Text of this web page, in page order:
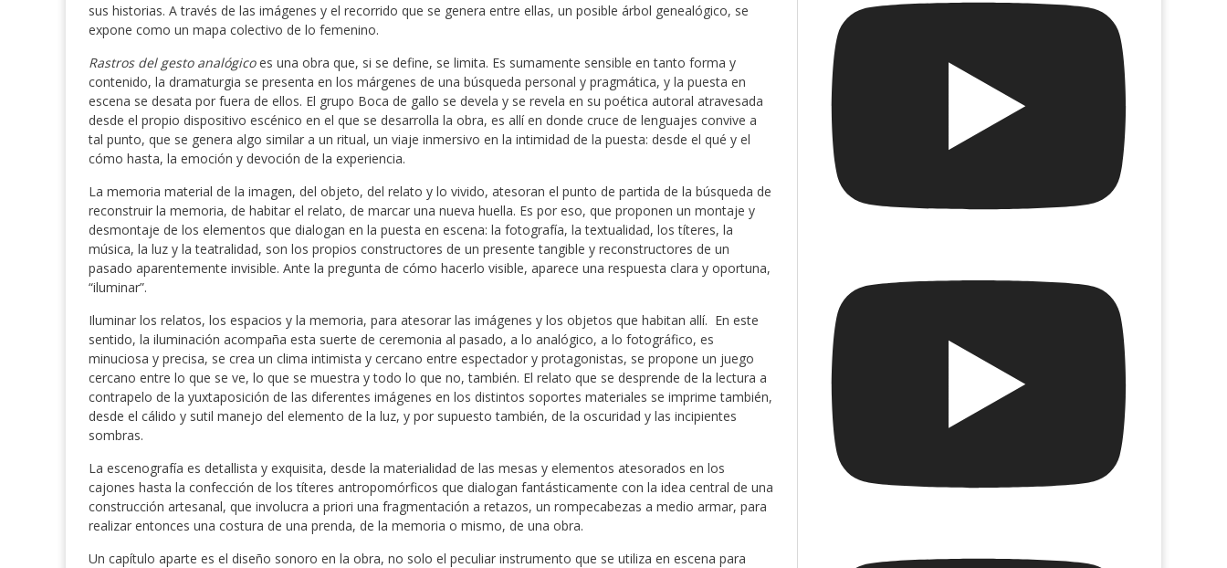
sus historias. A través de las imágenes y el recorrido que se genera entre ellas, un posible árbol genealógico, se
expone como un mapa colectivo de lo femenino.
Rastros del gesto analógicoes una obra que, si se define, se limita. Es sumamente sensible en tanto forma y
contenido, la dramaturgia se presenta en los márgenes de una búsqueda personal y pragmática, y la puesta en
escena se desata por fuera de ellos. El grupo Boca de gallo se devela y se revela en su poética autoral atravesada
desde el propio dispositivo escénico en el que se desarrolla la obra, es allí en donde cruce de lenguajes convive a
tal punto, que se genera algo similar a un ritual, un viaje inmersivo en la intimidad de la puesta: desde el qué y el
cómo hasta, la emoción y devoción de la experiencia.
La memoria material de la imagen, del objeto, del relato y lo vivido, atesoran el punto de partida de la búsqueda de
reconstruir la memoria, de habitar el relato, de marcar una nueva huella. Es por eso, que proponen un montaje y
desmontaje de los elementos que dialogan en la puesta en escena: la fotografía, la textualidad, los títeres, la
música, la luz y la teatralidad, son los propios constructores de un presente tangible y reconstructores de un
pasado aparentemente invisible. Ante la pregunta de cómo hacerlo visible, aparece una respuesta clara y oportuna,
“iluminar”.
Iluminar los relatos, los espacios y la memoria, para atesorar las imágenes y los objetos que habitan allí. En este
sentido, la iluminación acompaña esta suerte de ceremonia al pasado, a lo analógico, a lo fotográfico, es
minuciosa y precisa, se crea un clima intimista y cercano entre espectador y protagonistas, se propone un juego
cercano entre lo que se ve, lo que se muestra y todo lo que no, también. El relato que se desprende de la lectura a
contrapelo de la yuxtaposición de las diferentes imágenes en los distintos soportes materiales se imprime también,
desde el cálido y sutil manejo del elemento de la luz, y por supuesto también, de la oscuridad y las incipientes
sombras.
La escenografía es detallista y exquisita, desde la materialidad de las mesas y elementos atesorados en los
cajones hasta la confección de los títeres antropomórficos que dialogan fantásticamente con la idea central de una
construcción artesanal, que involucra a priori una fragmentación a retazos, un rompecabezas a medio armar, para
realizar entonces una costura de una prenda, de la memoria o mismo, de una obra.
Un capítulo aparte es el diseño sonoro en la obra, no solo el peculiar instrumento que se utiliza en escena para